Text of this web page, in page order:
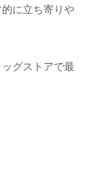
に立ち寄りや
グストアで最